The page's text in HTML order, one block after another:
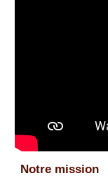
Notre mission